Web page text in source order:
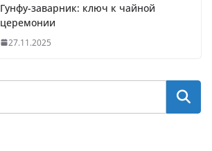
Гунфу-заварник: ключ к чайной
церемонии
27.11.2025